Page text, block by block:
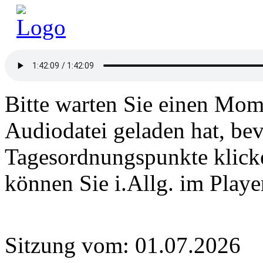
Bitte warten Sie einen
Audiodatei geladen hat,
Tagesordnungspunkte
können Sie i.Allg. im
Sitzung vom: 01.07.2026